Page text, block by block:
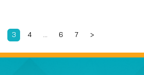
3 4 … 6 7 >